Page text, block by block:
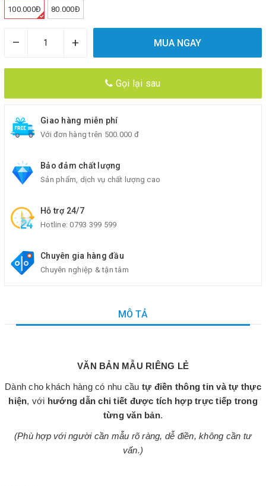
100.000Đ 80.000Đ
– + MUA NGAY
Gọi lại sau
Giao hàng miễn phí
Với đơn hàng trên 500.000 đ
Bảo đảm chất lượng
Sản phẩm, dịch vụ chất lượng cao
Hỗ trợ 24/7
Hotline:0793 399 599
Chuyên gia hàng đầu
Chuyên nghiệp & tận tâm
MÔ TẢ
VĂN BẢN MẪU RIÊNG LẺ
Dành cho khách hàng có nhu cầu tự điền thông tin và tự thực
hiện, với hướng dẫn chi tiết được tích hợp trực tiếp trong
từng văn bản.
(Phù hợp với người cần mẫu rõ ràng, dễ điền, không cần tư
vấn.)